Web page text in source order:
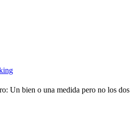
Un bien o una medida pero no los dos